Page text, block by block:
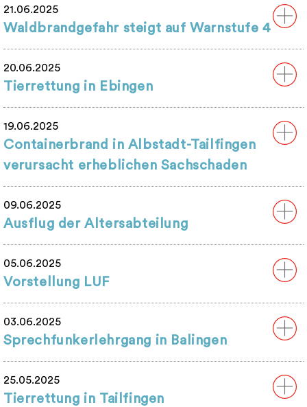
21.06.2025
Waldbrandgefahr steigt auf Warnstufe 4
20.06.2025
Tierrettung in Ebingen
19.06.2025
Containerbrand in Albstadt-Tailfingen
verursacht erheblichen Sachschaden
09.06.2025
Ausflug der Altersabteilung
05.06.2025
Vorstellung LUF
03.06.2025
Sprechfunkerlehrgang in Balingen
25.05.2025
Tierrettung in Tailfingen